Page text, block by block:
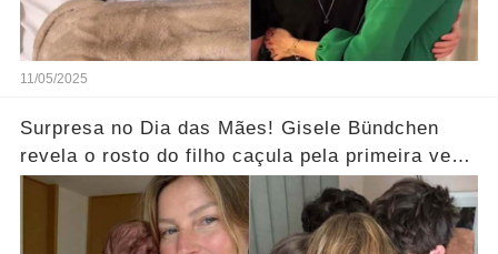
11/05/2025
Surpresa no Dia das Mães! Gisele Bündchen
revela o rosto do filho caçula pela primeira vez
e deixa seguidores curiosos... Ver Mais